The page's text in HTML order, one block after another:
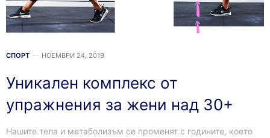
СПОРТ НОЕМВРИ 24, 2019
Уникален комплекс от
упражнения за жени над 30+
Нашите тела и метаболизъм се променят с годините, което